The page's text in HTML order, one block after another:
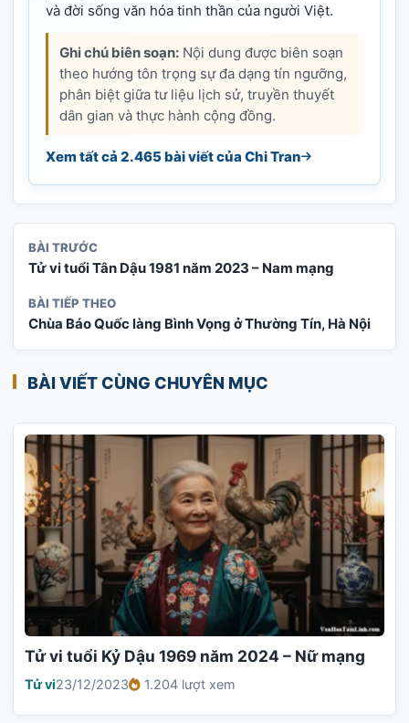
và đời sống văn hóa tinh thần của người Việt.
Ghi chú biên soạn: Nội dung được biên soạn
theo hướng tôn trọng sự đa dạng tín ngưỡng,
phân biệt giữa tư liệu lịch sử, truyền thuyết
dân gian và thực hành cộng đồng.
Xem tất cả 2.465 bài viết của Chi Tran
BÀI TRƯỚC
Tử vi tuổi Tân Dậu 1981 năm 2023 – Nam mạng
BÀI TIẾP THEO
Chùa Báo Quốc làng Bình Vọng ở Thường Tín, Hà Nội
BÀI VIẾT CÙNG CHUYÊN MỤC
Tử vi tuổi Kỷ Dậu 1969 năm 2024 – Nữ mạng
Tử vi23/12/2023 1.204 lượt xem